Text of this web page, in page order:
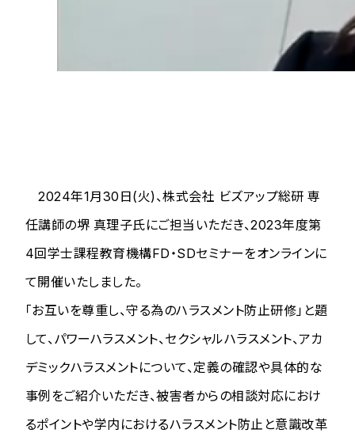
2024年1月30日(火)、株式会社 ビズアップ総研 専
任講師の堺 真理子氏にご担当いただき、2023年度第
4回学士課程教育機構FD・SDセミナーをオンラインに
て開催いたしました。
「お互いを尊重し、守る為のハラスメント防止研修」と題
して、パワーハラスメント、セクシャルハラスメント、アカ
デミックハラスメントについて、定義の確認や具体的な
事例をご紹介いただき、被害者からの相談対応におけ
るポイントや学内におけるハラスメント防止と意識改革